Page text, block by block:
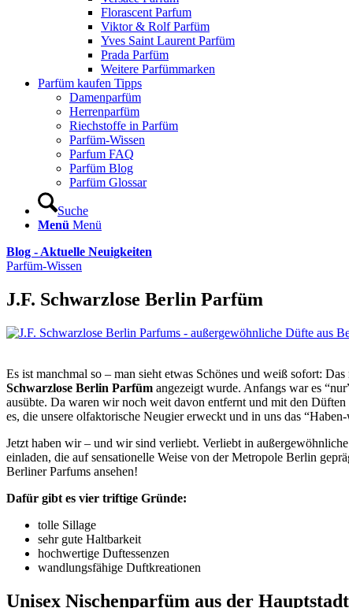
Florascent Parfum
Viktor & Rolf Parfüm
Yves Saint Laurent Parfüm
Prada Parfüm
Weitere Parfümmarken
Parfüm kaufen Tipps
Damenparfüm
Herrenparfüm
Riechstoffe in Parfüm
Parfüm-Wissen
Parfum FAQ
Parfüm Blog
Parfüm Glossar
Suche
Menü Menü
Blog - Aktuelle Neuigkeiten
Parfüm-Wissen
J.F. Schwarzlose Berlin Parfüm
Es ist manchmal so – man sieht etwas Schönes und weiß sofort:
Schwarzlose Berlin Parfüm angezeigt wurde. Anfangs war es
ausübte. Da waren wir noch weit davon entfernt und mit den
es, die unsere olfaktorische Neugier erweckt und in uns das
Jetzt haben wir – und wir sind verliebt. Verliebt in
einladen, die auf sensationelle Weise von der Metropole Berlin
Berliner Parfums ansehen!
Dafür gibt es vier triftige Gründe:
tolle Sillage
sehr gute Haltbarkeit
hochwertige Duftessenzen
wandlungsfähige Duftkreationen
Unisex Nischenparfüm aus der